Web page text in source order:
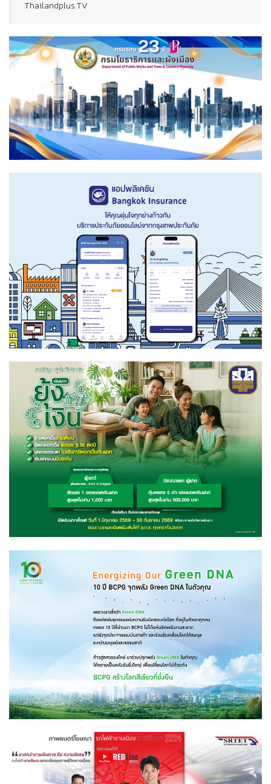
Thailandplus.TV